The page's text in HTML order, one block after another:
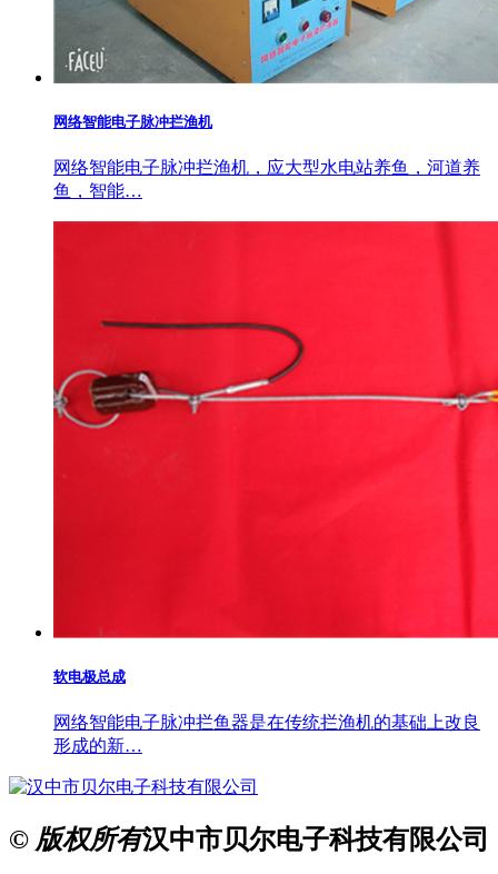
网络智能电子脉冲拦渔机
网络智能电子脉冲拦渔机，应大型水电站养鱼，河道养
鱼，智能…
软电极总成
网络智能电子脉冲拦鱼器是在传统拦渔机的基础上改良
形成的新…
© 版权所有汉中市贝尔电子科技有限公司